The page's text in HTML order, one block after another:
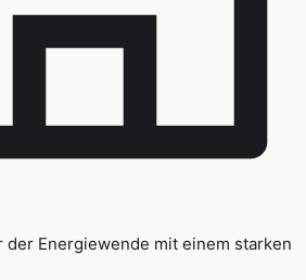
der Energiewende mit einem starken